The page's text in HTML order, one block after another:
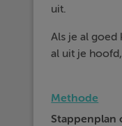
uit.
Als je al
al uit je
Methode
Stappenplan